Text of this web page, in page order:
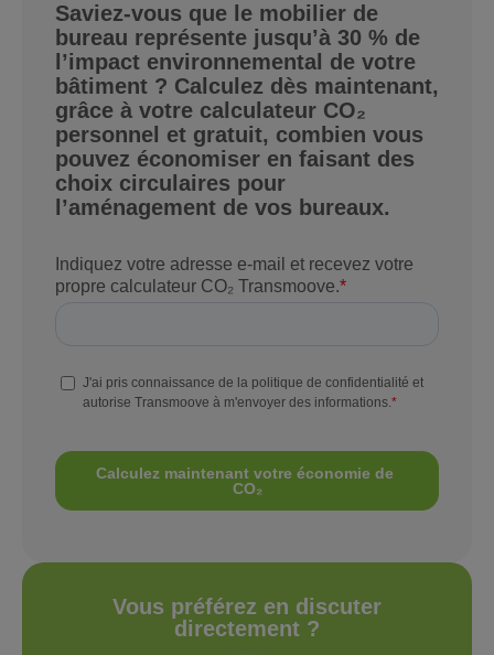
Saviez-vous que le mobilier de
bureau représente jusqu’à 30 % de
l’impact environnemental de votre
bâtiment ? Calculez dès maintenant,
grâce à votre calculateur CO₂
personnel et gratuit, combien vous
pouvez économiser en faisant des
choix circulaires pour
l’aménagement de vos bureaux.
Vous préférez en discuter
directement ?